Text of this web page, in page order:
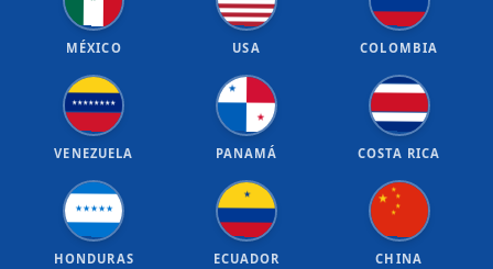
MÉXICO USA COLOMBIA
★★★★★★★★
VENEZUELA
★
★
PANAMÁ COSTA RICA
★★★★★
HONDURAS
★
ECUADOR
★
★
★
★
★
CHINA